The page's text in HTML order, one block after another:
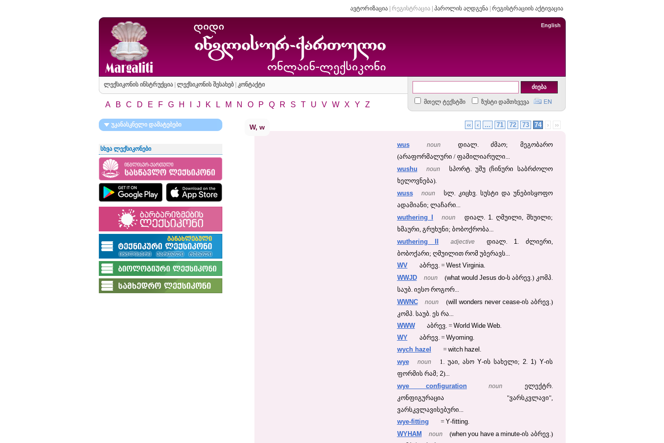
ავტორიზაცია| რეგისტრაცია| პაროლის აღდგენა| რეგისტრაციის აქტივაცია
English
ლექსიკონის ინსტრუქცია| ლექსიკონის შესახებ| კონტაქტი
მთელ ტექსტში ზუსტი დამთხვევა
A B C D E F G H J K L M N O P Q R S T U V W X Y Z
უკანასკნელი დამატებები
სხვა ლექსიკონები
W, w ‹‹ ‹ ... 71 72 73 74 › ››
wus noun
დიალ. ძმაო; მეგობარო
(არაფორმალური / ფამილიარული...
wushu noun
სპორტ. უშუ (ჩინური საბრძოლო
ხელოვნება).
wuss noun
სლ. კიცხვ. სუსტი და უნებისყოფო
ადამიანი; ლაჩარი...
wuthering I noun დიალ. 1. ღმუილი, შხუილი;
ხმაური, გრუხუნი; ბობოქრობა...
wuthering II adjective დიალ. 1. ძლიერი,
ბობოქარი; ღმუილით რომ უბერავს...
WV აბრევ. = West Virginia.
WWJD noun (what would Jesus do-ს აბრევ.) კომპ.
საუბ. იესო როგორ...
WWNC noun (will wonders never cease-ის აბრევ.)
კომპ. საუბ. ეს რა...
WWW აბრევ. = World Wide Web.
WY აბრევ. = Wyoming.
wych hazel = witch hazel .
wye noun 1. უაი, ასო Y-ის სახელი;2. 1) Y-ის
ფორმის რამ; 2)...
wye configuration noun
ელექტრ.
კონფიგურაცია "ვარსკვლავი",
ვარსკვლავისებური...
wye-fitting = Y-fitting.
WYHAM noun (when you have a minute-ის აბრევ.)